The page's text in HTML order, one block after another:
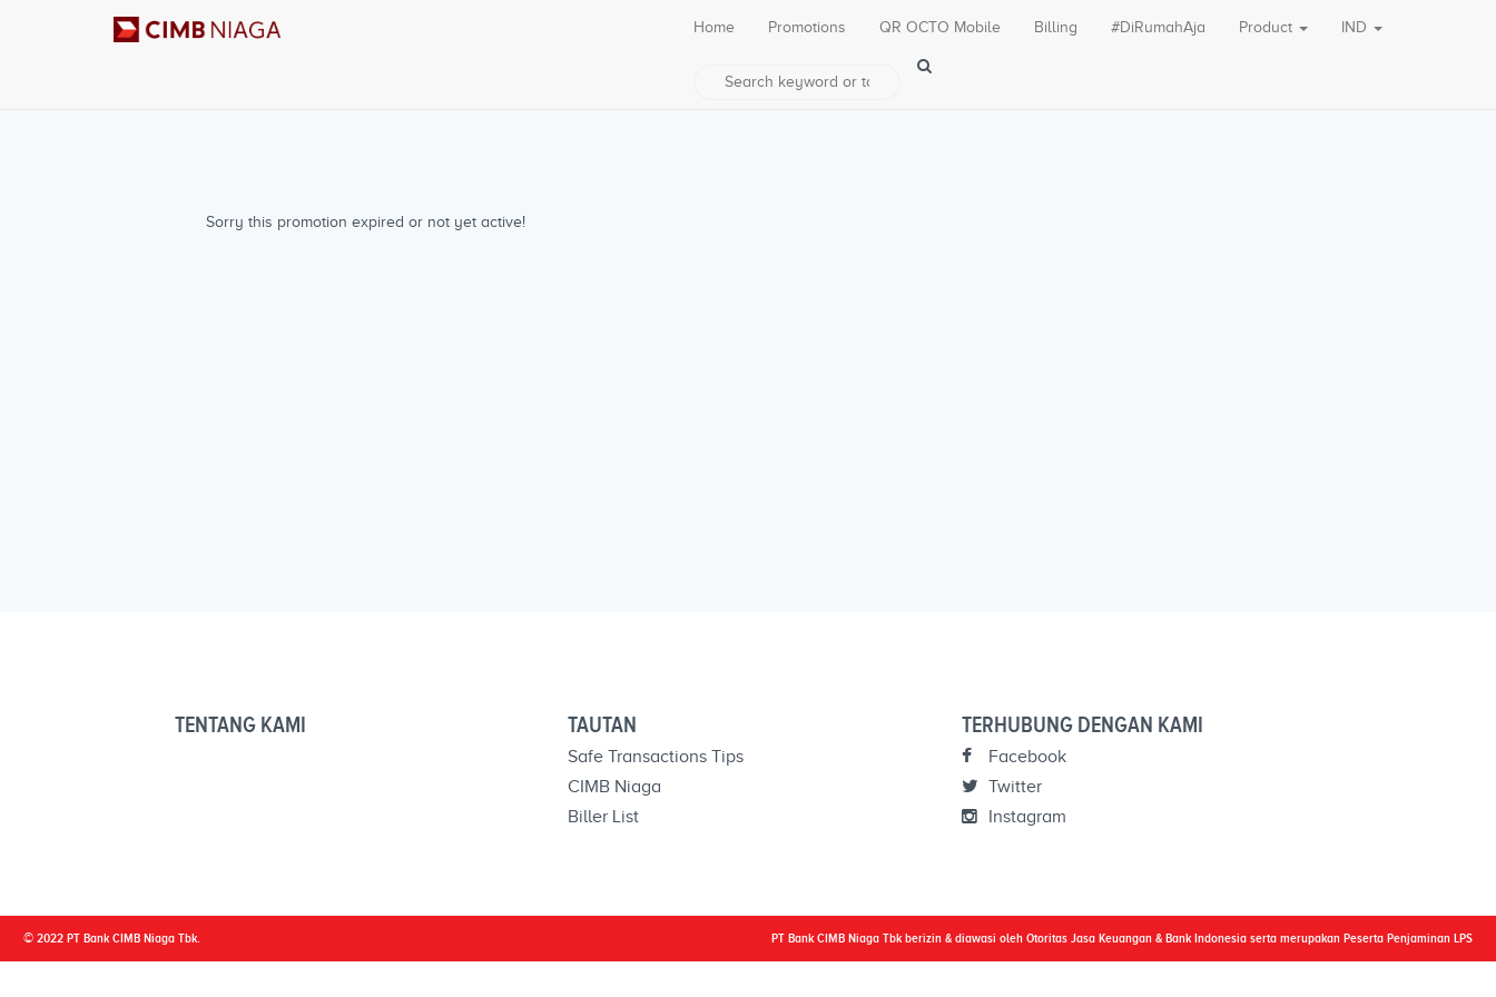
Sorry this promotion expired or not yet active!
Home Promotions QR OCTO Mobile Billing #DiRumahAja Product IND
TENTANG KAMI TAUTAN
Safe Transactions Tips
CIMB Niaga
Biller List
TERHUBUNG DENGAN KAMI
Facebook
Twitter
Instagram
© 2022 PT Bank CIMB Niaga Tbk. PT Bank CIMB Niaga Tbk berizin & diawasi oleh Otoritas Jasa Keuangan & Bank Indonesia serta merupakan Peserta Penjaminan LPS